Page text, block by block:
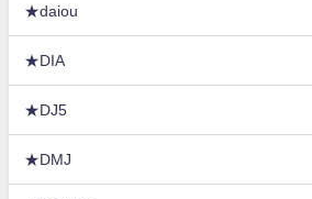
★daiou
★DIA
★DJ5
★DMJ